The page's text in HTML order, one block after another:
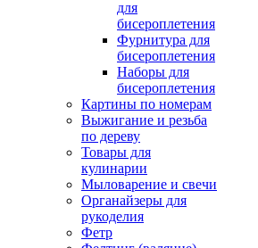
для
бисероплетения
Фурнитура для
бисероплетения
Наборы для
бисероплетения
Картины по номерам
Выжигание и резьба
по дереву
Товары для
кулинарии
Мыловарение и свечи
Органайзеры для
рукоделия
Фетр